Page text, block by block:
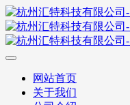
网站首页
关于我们